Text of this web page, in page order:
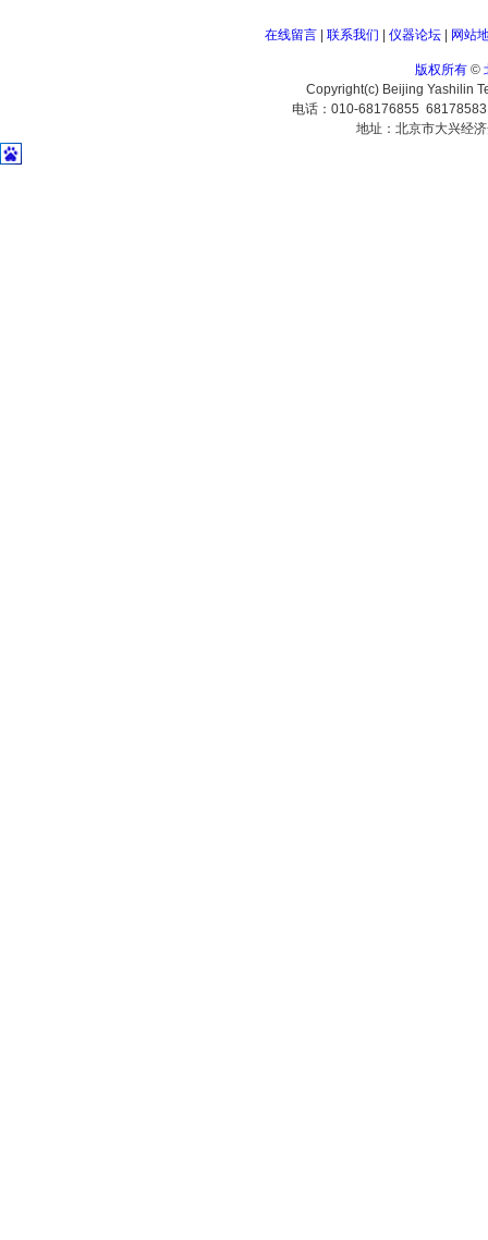
在线留言| 联系我们 仪器论坛| 网站
版权所有©
Copyright(c) Beijing Yashilin
电话：010-68176855
地址：北京市大兴经